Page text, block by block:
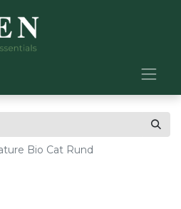
Bio Cat Rund